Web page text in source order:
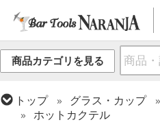
商品カテゴリを見る
トップ グラス・カップ
ホットカクテル